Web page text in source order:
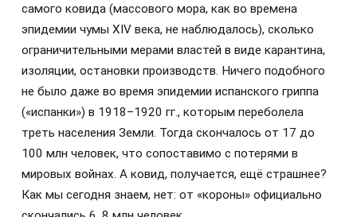
самого ковида (массового мора, как во времена
эпидемии чумы XIV века, не наблюдалось), сколько
ограничительными мерами властей в виде карантина,
изоляции, остановки производств. Ничего подобного
не было даже во время эпидемии испанского гриппа
(«испанки») в 1918–1920 гг., которым переболела
треть населения Земли. Тогда скончалось от 17 до
100 млн человек, что сопоставимо с потерями в
мировых войнах. А ковид, получается, ещё страшнее?
Как мы сегодня знаем, нет: от «короны» официально